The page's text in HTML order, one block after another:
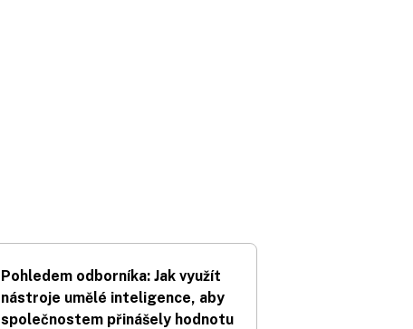
Pohledem odborníka: Jak využít
nástroje umělé inteligence, aby
společnostem přinášely hodnotu